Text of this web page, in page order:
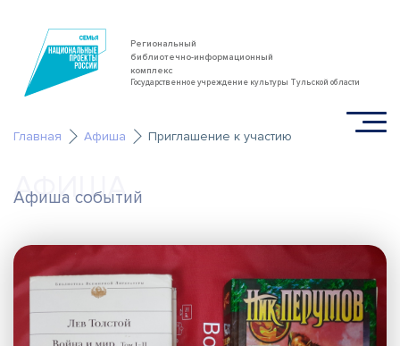
Региональный
библиотечно-информационный
комплекс
Государственное учреждение культуры Тульской области
Главная Афиша Приглашение к участию
Афиша событий
АФИША